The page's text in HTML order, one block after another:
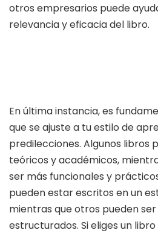
otros empresarios puede
relevancia y eficacia del libro.
En última instancia, es
que se ajuste a tu estilo de
predilecciones. Algunos libros
teóricos y académicos,
ser más funcionales y
pueden estar escritos en un
mientras que otros pueden
estructurados. Si eliges un